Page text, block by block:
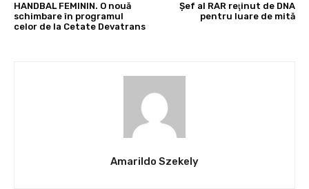
HANDBAL FEMININ. O nouă
schimbare în programul
celor de la Cetate Devatrans
Şef al RAR reţinut de DNA
pentru luare de mită
Amarildo Szekely